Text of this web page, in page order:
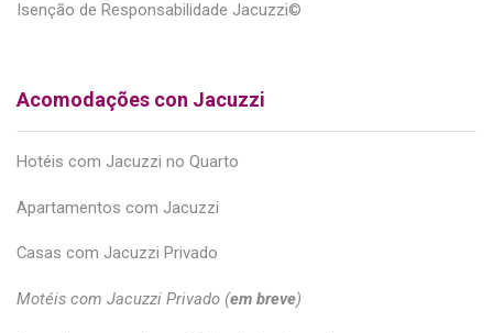
Isenção de Responsabilidade Jacuzzi©
Acomodações con Jacuzzi
Hotéis com Jacuzzi no Quarto
Apartamentos com Jacuzzi
Casas com Jacuzzi Privado
Motéis com Jacuzzi Privado (em breve)